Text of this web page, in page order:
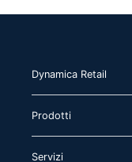
Dynamica Retail​
Prodotti​
Servizi​